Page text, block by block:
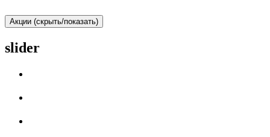
Акции (скрыть/показать)
slider